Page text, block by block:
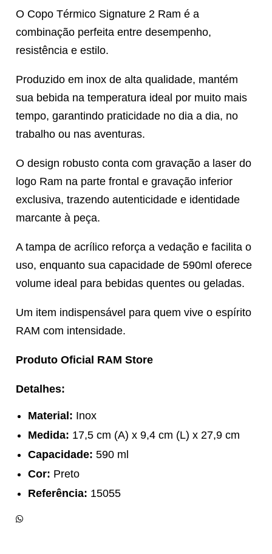
O Copo Térmico Signature 2 Ram é a
combinação perfeita entre desempenho,
resistência e estilo.
Produzido em inox de alta qualidade, mantém
sua bebida na temperatura ideal por muito mais
tempo, garantindo praticidade no dia a dia, no
trabalho ou nas aventuras.
O design robusto conta com gravação a laser do
logo Ram na parte frontal e gravação inferior
exclusiva, trazendo autenticidade e identidade
marcante à peça.
A tampa de acrílico reforça a vedação e facilita o
uso, enquanto sua capacidade de 590ml oferece
volume ideal para bebidas quentes ou geladas.
Um item indispensável para quem vive o espírito
RAM com intensidade.
Produto Oficial RAM Store
Detalhes:
Material: Inox
Medida: 17,5 cm (A) x 9,4 cm (L) x 27,9 cm
Capacidade: 590 ml
Cor: Preto
Referência: 15055